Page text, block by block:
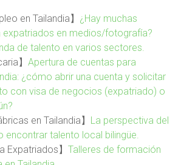
en Tailandia】 ¿Hay muchas
expatriados en medios/fotografía?
de talento en varios sectores.
】Apertura de cuentas para
¿cómo abrir una cuenta y solicitar
con visa de negocios (expatriado) o
en Tailandia】 La perspectiva del
encontrar talento local bilingüe.
Expatriados】Talleres de formación